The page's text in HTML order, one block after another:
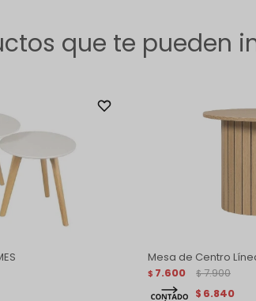
que te pueden
Mesa de Centro
$ 7.600 $ 7.900
$ 6.840